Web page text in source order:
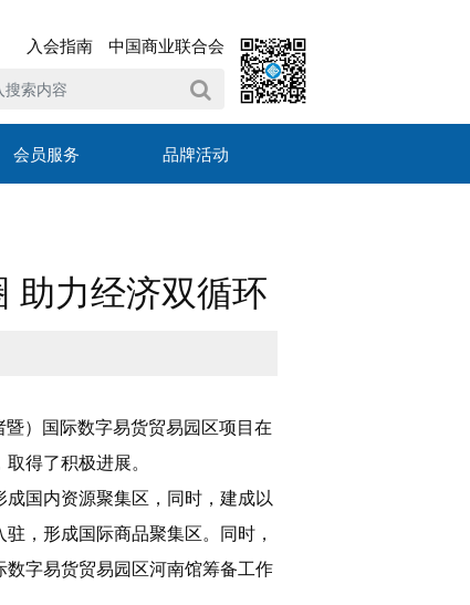
入会指南 中国商业联合会
会员服务 品牌活动
助力经济双循环
）国际数字易货贸易园区项目在
得了积极进展。
国内资源聚集区，同时，建成以
，形成国际商品聚集区。同时，
字易货贸易园区河南馆筹备工作